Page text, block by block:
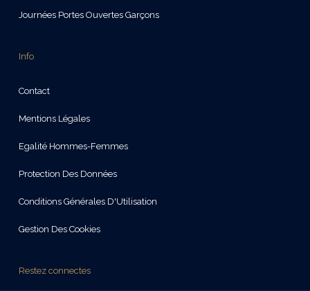
Journées Portes Ouvertes Garçons
Info
Contact
Mentions Légales
Egalité Hommes-Femmes
Protection Des Données
Conditions Générales D'Utilisation
Gestion Des Cookies
Restez connectes